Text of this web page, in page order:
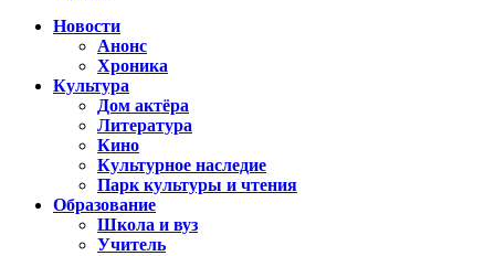
Новости
Анонс
Хроника
Культура
Дом актёра
Литература
Кино
Культурное наследие
Парк культуры и чтения
Образование
Школа и вуз
Учитель